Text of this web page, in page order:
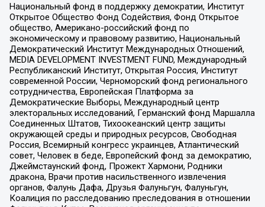
Национальный фонд в поддержку демократии, Институт
Открытое Общество Фонд Содействия, Фонд Открытое
общество, Американо-российский фонд по
экономическому и правовому развитию, Национальный
Демократический Институт Международных Отношений,
MEDIA DEVELOPMENT INVESTMENT FUND, Международный
Республиканский Институт, Открытая Россия, Институт
современной России, Черноморский фонд регионального
сотрудничества, Европейская Платформа за
Демократические Выборы, Международный центр
электоральных исследований, Германский фонд Маршалла
Соединенных Штатов, Тихоокеанский центр защиты
окружающей среды и природных ресурсов, Свободная
Россия, Всемирный конгресс украинцев, Атлантический
совет, Человек в беде, Европейский фонд за демократию,
Джеймстаунский фонд, Прожект Хармони, Родники
дракона, Врачи против насильственного извлечения
органов, Фалунь Дафа, Друзья Фалуньгун, Фалуньгун,
Коалиция по расследованию преследования в отношении